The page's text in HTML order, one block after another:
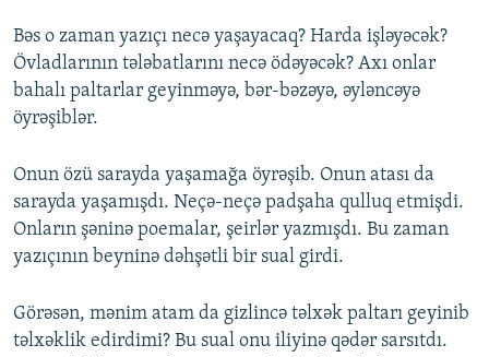
Bəs o zaman yazıçı necə yaşayacaq? Harda işləyəcək?
Övladlarının tələbatlarını necə ödəyəcək? Axı onlar
bahalı paltarlar geyinməyə, bər-bəzəyə, əyləncəyə
öyrəşiblər.
Onun özü sarayda yaşamağa öyrəşib. Onun atası da
sarayda yaşamışdı. Neçə-neçə padşaha qulluq etmişdi.
Onların şəninə poemalar, şeirlər yazmışdı. Bu zaman
yazıçının beyninə dəhşətli bir sual girdi.
Görəsən, mənim atam da gizlincə təlxək paltarı geyinib
təlxəklik edirdimi? Bu sual onu iliyinə qədər sarsıtdı.